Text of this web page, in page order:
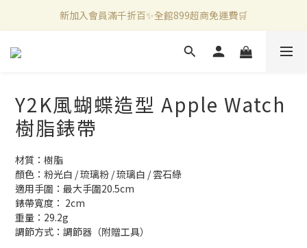
新加入會員滿千折百✨全館899超商免運費🛒
新加入會員滿千折百✨全館899超商免運費🛒
官方LINE好友募集中🤍加入領取50元購物金✨
Y2K風蝴蝶造型 Apple Watch
樹脂錶帶
材質：樹脂
顏色：粉光白 / 琉璃粉 / 琉璃白 / 雲石綠
適用手圍：最大手圍20.5cm
錶帶寬度： 2cm
重量：29.2g
調節方式：調節器（附贈工具）